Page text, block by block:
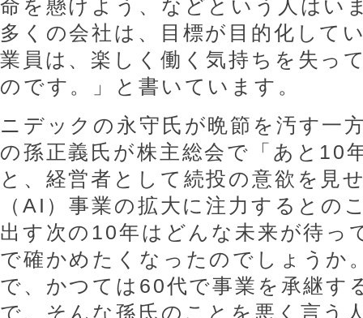
命を懸けよう、などという人はい
多くの会社は、目標が目的化して
業員は、楽しく働く気持ちを失っ
のです。」と書いています。
ニデックの永守氏が晩節を汚す一
の孫正義氏が株主総会で「あと10
と、経営者として続投の意欲を見
（AI）事業の拡大に注力するとの
出す次の10年はどんな未来が待っ
で確かめたくなったのでしょうか
で、かつては60代で事業を承継す
で、そんな孫氏のことを悪く言う